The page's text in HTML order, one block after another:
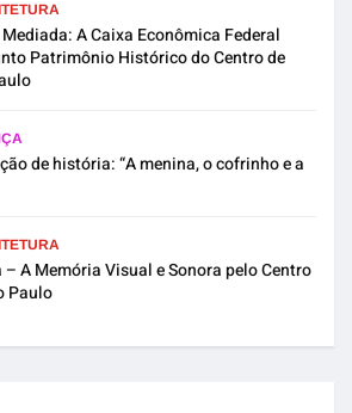
A Caixa Econômica Federal
Patrimônio Histórico do Centro de
de história: “A menina, o cofrinho e a
– A Memória Visual e Sonora pelo Centro
Paulo